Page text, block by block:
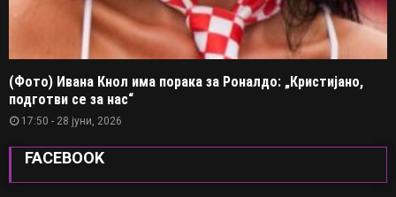
(Фото) Ивана Кнол има порака за Роналдо: „Кристијано,
подготви се за нас“
17:50 - 28 јуни, 2026
FACEBOOK